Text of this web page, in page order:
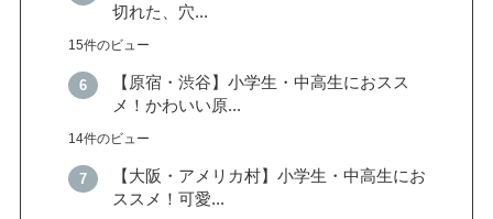
切れた、穴...
15件のビュー
【原宿・渋谷】小学生・中高生におスス
メ！かわいい原...
14件のビュー
【大阪・アメリカ村】小学生・中高生にお
ススメ！可愛...